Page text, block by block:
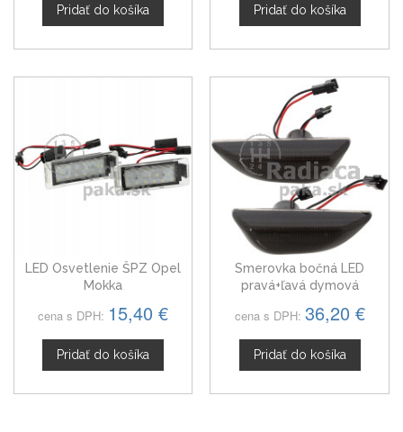
Pridať do košíka Pridať do košíka
LED Osvetlenie ŠPZ Opel
Mokka
cena s DPH: 15,40 €
Pridať do košíka
Smerovka bočná LED
pravá+ľavá dymová
2012
cena s DPH: 36,20 €
Pridať do košíka